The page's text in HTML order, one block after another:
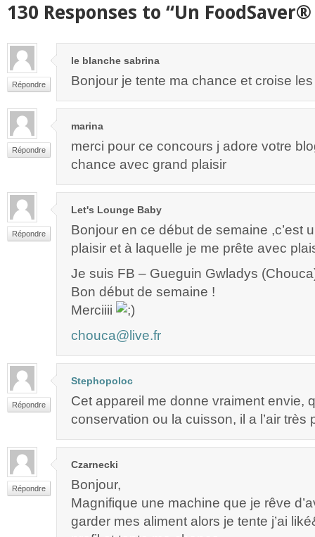
130 Responses to “Un
Répondre
le blanche sabrina
Bonjour je tente ma chance et croise
Répondre
marina
merci pour ce concours j adore votre
chance avec grand plaisir
Répondre
Let's Lounge Baby
Bonjour en ce début de semaine ,c’est
plaisir et à laquelle je me prête avec
Je suis FB – Gueguin Gwladys
Bon début de semaine !
Merciiii
chouca@live.fr
Répondre
Stephopoloc
Cet appareil me donne vraiment envie,
conservation ou la cuisson, il a l’air très
Répondre
Czarnecki
Bonjour,
Magnifique une machine que je rêve
garder mes aliment alors je tente j’ai